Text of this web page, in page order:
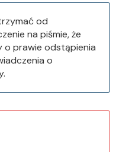
od
na piśmie, że
o prawie odstąpienia
o